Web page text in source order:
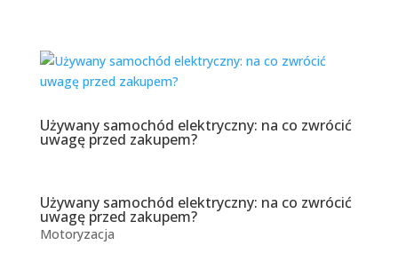
Używany samochód elektryczny: na co zwrócić
uwagę przed zakupem?
Używany samochód elektryczny: na co zwrócić
uwagę przed zakupem?
Motoryzacja